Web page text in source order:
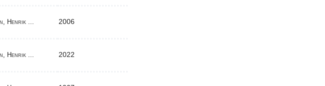
Henrik ... 2006
Henrik ... 2022